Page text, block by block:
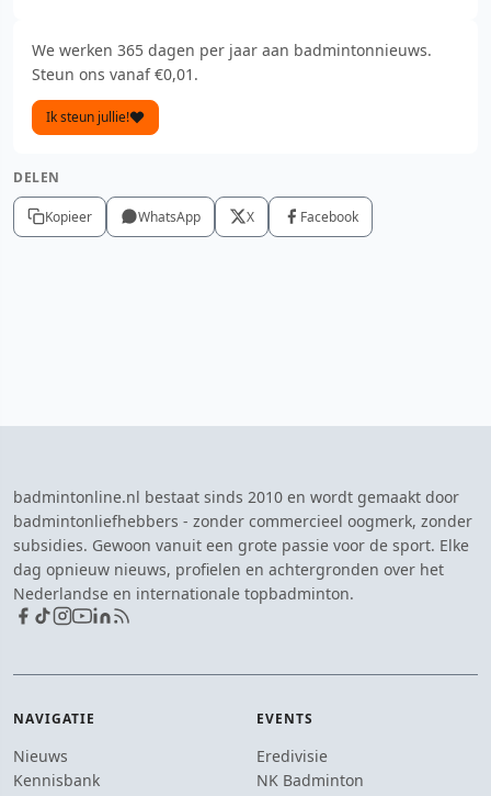
We werken 365 dagen per jaar aan badmintonnieuws.
Steun ons vanaf €0,01.
Ik steun jullie!
DELEN
Kopieer WhatsApp X Facebook
badmintonline.nl bestaat sinds 2010 en wordt gemaakt door
badmintonliefhebbers - zonder commercieel oogmerk, zonder
subsidies. Gewoon vanuit een grote passie voor de sport. Elke
dag opnieuw nieuws, profielen en achtergronden over het
Nederlandse en internationale topbadminton.
NAVIGATIE
Nieuws
Kennisbank
EVENTS
Eredivisie
NK Badminton